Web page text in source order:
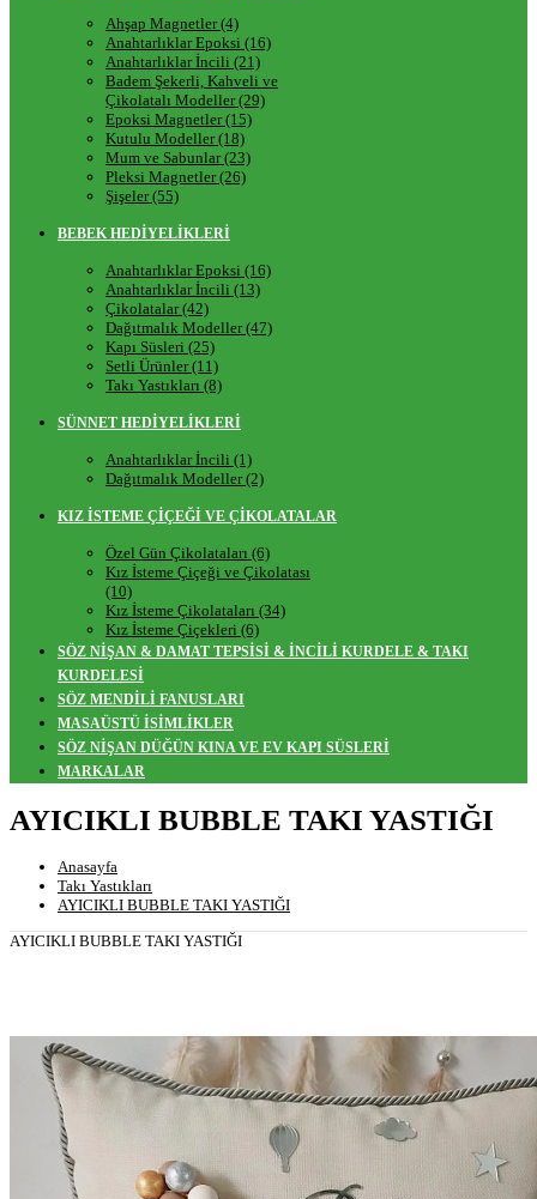
Ahşap Magnetler (4)
Anahtarlıklar Epoksi (16)
Anahtarlıklar İncili (21)
Badem Şekerli, Kahveli ve
Çikolatalı Modeller (29)
Epoksi Magnetler (15)
Kutulu Modeller (18)
Mum ve Sabunlar (23)
Pleksi Magnetler (26)
Şişeler (55)
BEBEK HEDİYELİKLERİ
Anahtarlıklar Epoksi (16)
Anahtarlıklar İncili (13)
Çikolatalar (42)
Dağıtmalık Modeller (47)
Kapı Süsleri (25)
Setli Ürünler (11)
Takı Yastıkları (8)
SÜNNET HEDİYELİKLERİ
Anahtarlıklar İncili (1)
Dağıtmalık Modeller (2)
KIZ İSTEME ÇİÇEĞİ VE ÇİKOLATALAR
Özel Gün Çikolataları (6)
Kız İsteme Çiçeği ve Çikolatası
(10)
Kız İsteme Çikolataları (34)
Kız İsteme Çiçekleri (6)
SÖZ NİŞAN & DAMAT TEPSİSİ & İNCİLİ KURDELE & TAKI
KURDELESİ
SÖZ MENDİLİ FANUSLARI
MASAÜSTÜ İSİMLİKLER
SÖZ NİŞAN DÜĞÜN KINA VE EV KAPI SÜSLERİ
MARKALAR
AYICIKLI BUBBLE TAKI YASTIĞI
Anasayfa
Takı Yastıkları
AYICIKLI BUBBLE TAKI YASTIĞI
AYICIKLI BUBBLE TAKI YASTIĞI